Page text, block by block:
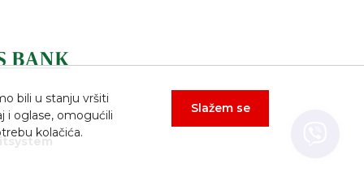
itsystem
bili u stanju vršiti
i oglase, omogućili
kolačića.
Slažem se